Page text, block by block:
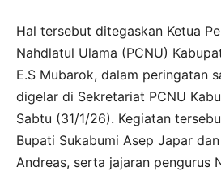
Hal tersebut ditegaskan Ketua
Nahdlatul Ulama (PCNU)
E.S Mubarok, dalam peringatan
digelar di Sekretariat PCNU
Sabtu (31/1/26). Kegiatan
Bupati Sukabumi Asep Japar
Andreas, serta jajaran pengurus